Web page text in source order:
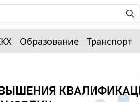
Образование Транспорт